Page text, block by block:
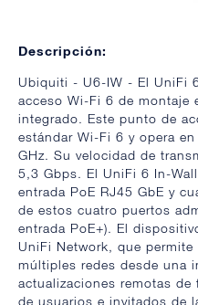
Descripción:
Ubiquiti - U6-IW - El UniFi
acceso Wi-Fi 6 de montaje
integrado. Este punto de
estándar Wi-Fi 6 y opera
GHz. Su velocidad de
5,3 Gbps. El UniFi 6 In-
entrada PoE RJ45 GbE y
de estos cuatro puertos
entrada PoE+). El
UniFi Network, que
múltiples redes desde una
actualizaciones remotas
de usuarios e invitados de